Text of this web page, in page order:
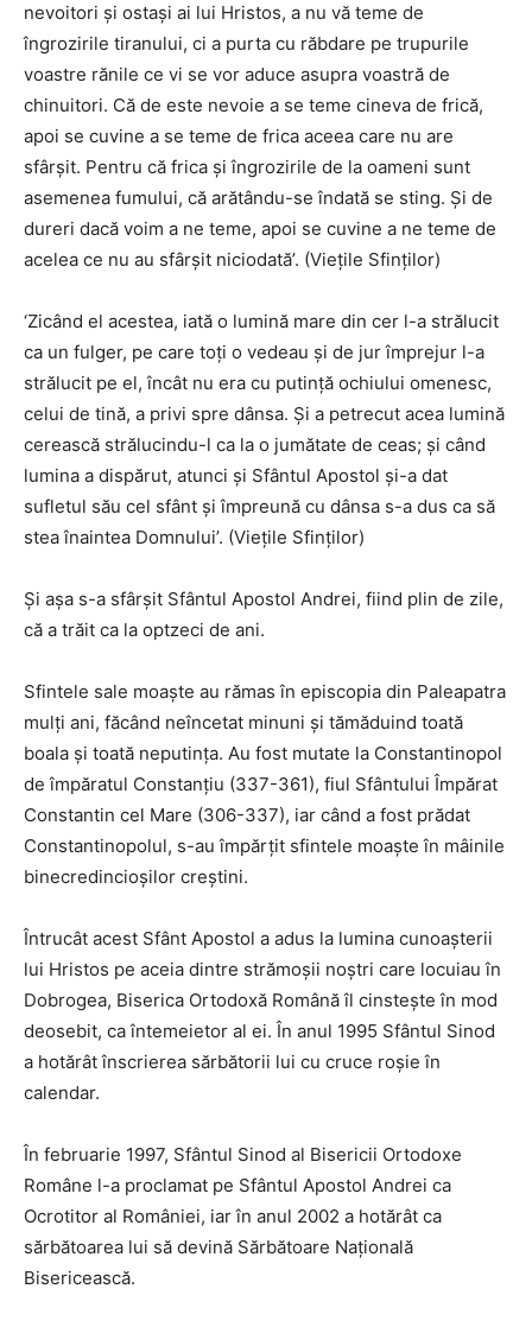
nevoitori și ostași ai lui Hristos, a nu vă teme de
îngrozirile tiranului, ci a purta cu răbdare pe trupurile
voastre rănile ce vi se vor aduce asupra voastră de
chinuitori. Că de este nevoie a se teme cineva de frică,
apoi se cuvine a se teme de frica aceea care nu are
sfârșit. Pentru că frica și îngrozirile de la oameni sunt
asemenea fumului, că arătându-se îndată se sting. Și de
dureri dacă voim a ne teme, apoi se cuvine a ne teme de
acelea ce nu au sfârșit niciodată’. (Viețile Sfinților)
‘Zicând el acestea, iată o lumină mare din cer l-a strălucit
ca un fulger, pe care toți o vedeau și de jur împrejur l-a
strălucit pe el, încât nu era cu putință ochiului omenesc,
celui de tină, a privi spre dânsa. Și a petrecut acea lumină
cerească strălucindu-l ca la o jumătate de ceas; și când
lumina a dispărut, atunci și Sfântul Apostol și-a dat
sufletul său cel sfânt și împreună cu dânsa s-a dus ca să
stea înaintea Domnului’. (Viețile Sfinților)
Și așa s-a sfârșit Sfântul Apostol Andrei, fiind plin de zile,
că a trăit ca la optzeci de ani.
Sfintele sale moaște au rămas în episcopia din Paleapatra
mulți ani, făcând neîncetat minuni și tămăduind toată
boala și toată neputința. Au fost mutate la Constantinopol
de împăratul Constanțiu (337-361), fiul Sfântului Împărat
Constantin cel Mare (306-337), iar când a fost prădat
Constantinopolul, s-au împărțit sfintele moaște în mâinile
binecredincioșilor creștini.
Întrucât acest Sfânt Apostol a adus la lumina cunoașterii
lui Hristos pe aceia dintre strămoșii noștri care locuiau în
Dobrogea, Biserica Ortodoxă Română îl cinstește în mod
deosebit, ca întemeietor al ei. În anul 1995 Sfântul Sinod
a hotărât înscrierea sărbătorii lui cu cruce roșie în
calendar.
În februarie 1997, Sfântul Sinod al Bisericii Ortodoxe
Române l-a proclamat pe Sfântul Apostol Andrei ca
Ocrotitor al României, iar în anul 2002 a hotărât ca
sărbătoarea lui să devină Sărbătoare Națională
Bisericească.